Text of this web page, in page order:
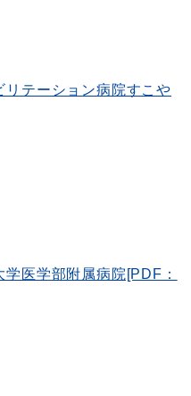
リテーション病院すこや
学医学部附属病院[PDF：